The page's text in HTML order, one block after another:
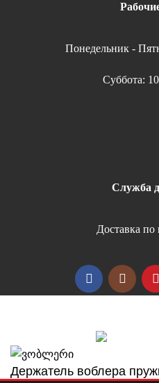
Понедельник -
Суббота:
Служба
Доставка по
Держатель воблера